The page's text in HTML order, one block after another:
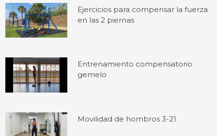
Ejercicios para compensar la fuerza
en las 2 piernas
Entrenamiento compensatorio
gemelo
Movilidad de hombros 3-21